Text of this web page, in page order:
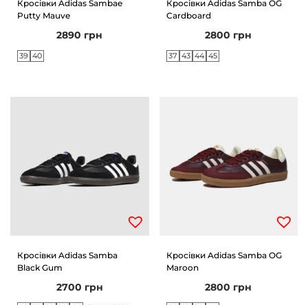
Кросівки Adidas Sambae
Putty Mauve
2890 грн
39 40
Кросівки Adidas Samba OG
Cardboard
2800 грн
37 43 44 45
Кросівки Adidas Samba
Black Gum
2700 грн
Кросівки Adidas Samba OG
Maroon
2800 грн